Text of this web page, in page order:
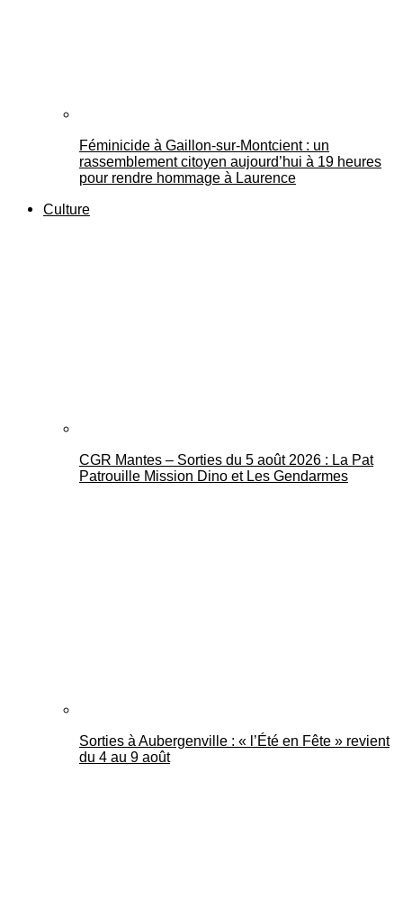
Féminicide à Gaillon‑sur‑Montcient : un
rassemblement citoyen aujourd’hui à 19 heures
pour rendre hommage à Laurence
Culture
CGR Mantes – Sorties du 5 août 2026 : La Pat
Patrouille Mission Dino et Les Gendarmes
Sorties à Aubergenville : « l’Été en Fête » revient
du 4 au 9 août